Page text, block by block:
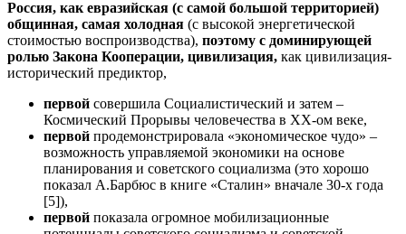
Россия, как евразийская (с самой большой территорией)
общинная, самая холодная (с высокой энергетической
стоимостью воспроизводства), поэтому с доминирующей
ролью Закона Кооперации, цивилизация, как цивилизация-
исторический предиктор,
первой совершила Социалистический и затем –
Космический Прорывы человечества в ХХ-ом веке,
первой продемонстрировала «экономическое чудо» –
возможность управляемой экономики на основе
планирования и советского социализма (это хорошо
показал А.Барбюс в книге «Сталин» вначале 30-х года
[5]),
первой показала огромное мобилизационные